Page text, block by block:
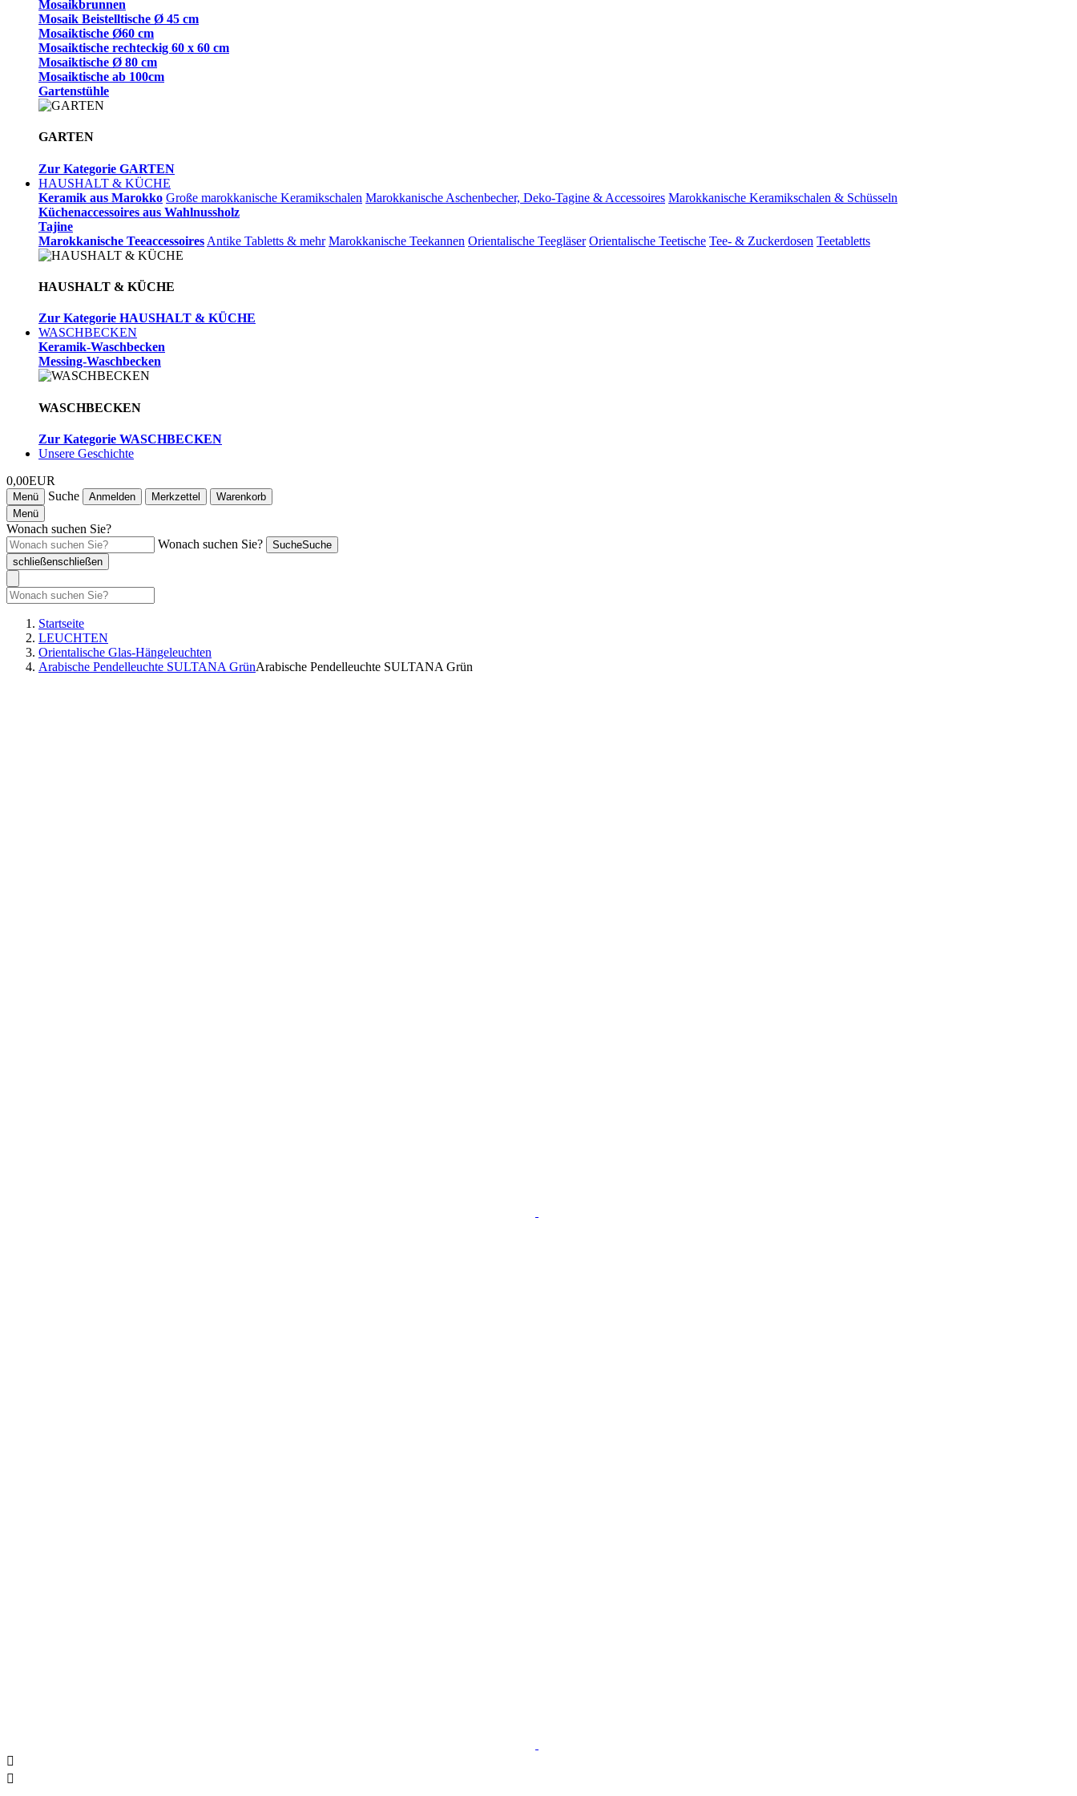
Mosaikbrunnen
Mosaik Beistelltische Ø 45 cm
Mosaiktische Ø60 cm
Mosaiktische rechteckig 60 x 60 cm
Mosaiktische Ø 80 cm
Mosaiktische ab 100cm
Gartenstühle
GARTEN
Zur Kategorie GARTEN
HAUSHALT & KÜCHE
Keramik aus Marokko Große marokkanische Keramikschalen Marokkanische Aschenbecher, Deko-Tagine & Accessoires Marokkanische Keramikschalen & Schüsseln
Küchenaccessoires aus Wahlnussholz
Tajine
Marokkanische Teeaccessoires Antike Tabletts & mehr Marokkanische Teekannen Orientalische Teegläser Orientalische Teetische Tee- & Zuckerdosen Teetabletts
HAUSHALT & KÜCHE
Zur Kategorie HAUSHALT & KÜCHE
WASCHBECKEN
Keramik-Waschbecken
Messing-Waschbecken
WASCHBECKEN
Zur Kategorie WASCHBECKEN
Unsere Geschichte
0,00EUR
Menü Suche Anmelden Merkzettel
Warenkorb
Menü
Wonach suchen Sie?
Wonach suchen Sie?
SucheSuche
schließenschließen
Startseite
LEUCHTEN
Orientalische Glas-Hängeleuchten
Arabische Pendelleuchte SULTANA GrünArabische Pendelleuchte SULTANA Grün

